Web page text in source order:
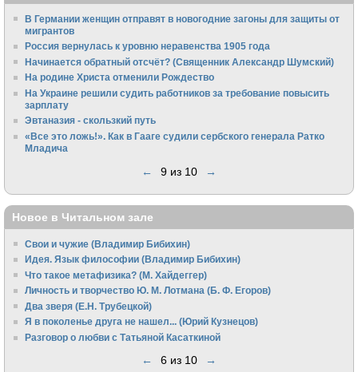
В Германии женщин отправят в новогодние загоны для защиты от
мигрантов
Россия вернулась к уровню неравенства 1905 года
Начинается обратный отсчёт? (Священник Александр Шумский)
На родине Христа отменили Рождество
На Украине решили судить работников за требование повысить
зарплату
Эвтаназия - скользкий путь
«Все это ложь!». Как в Гааге судили сербского генерала Ратко
Младича
← 9 из 10 →
Новое в Читальном зале
Свои и чужие (Владимир Бибихин)
Идея. Язык философии (Владимир Бибихин)
Что такое метафизика? (М. Хайдеггер)
Личность и творчество Ю. М. Лотмана (Б. Ф. Егоров)
Два зверя (Е.Н. Трубецкой)
Я в поколенье друга не нашел... (Юрий Кузнецов)
Разговор о любви с Татьяной Касаткиной
← 6 из 10 →